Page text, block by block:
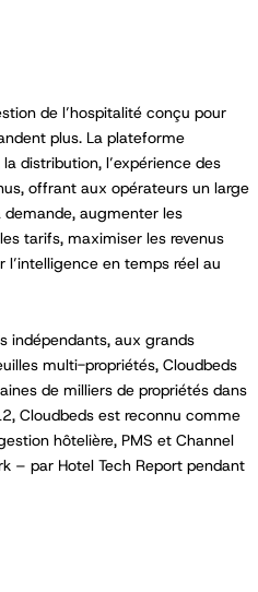
de l’hospitalité conçu pour
plus. La plateforme
distribution, l’expérience des
offrant aux opérateurs un large
demande, augmenter les
tarifs, maximiser les revenus
en temps réel au
indépendants, aux grands
multi-propriétés, Cloudbeds
de milliers de propriétés dans
Cloudbeds est reconnu comme
hôtelière, PMS et Channel
– par Hotel Tech Report pendant